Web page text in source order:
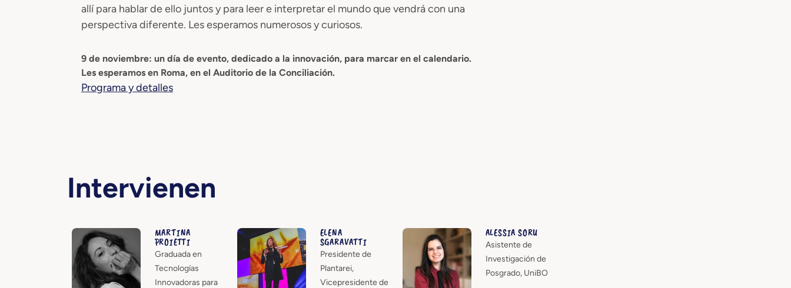
allí para hablar de ello juntos y para leer e interpretar el mundo que vendrá con una
perspectiva diferente. Les esperamos numerosos y curiosos.
9 de noviembre: un día de evento, dedicado a la innovación, para marcar en el calendario.
Les esperamos en Roma, en el Auditorio de la Conciliación.
Programa y detalles
Intervienen
MARTINA
PROIETTI
Graduada en
Tecnologías
Innovadoras para
ELENA
SGARAVATTI
Presidente de
Plantarei,
Vicepresidente de
ALESSIA SORU
Asistente de
Investigación de
Posgrado, UniBO